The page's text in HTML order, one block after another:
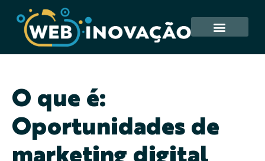
O que é:
Oportunidades de
marketing digital